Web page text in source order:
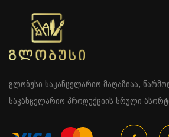
გლობუსი საკანცელარიო მაღაზიაა,
საკანცელარიო პროდუქციის სრული